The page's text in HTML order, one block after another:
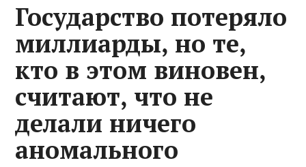
Государство потеряло
миллиарды, но те,
кто в этом виновен,
считают, что не
делали ничего
аномального